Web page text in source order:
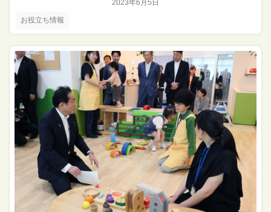
お役立ち情報
2023年6月5日